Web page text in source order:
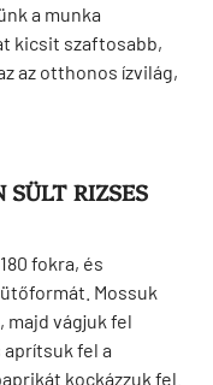
a munka
kicsit szaftosabb,
az otthonos ízvilág,
SÜLT RIZSES
fokra, és
Mossuk
majd vágjuk fel
aprítsuk fel a
kockázzuk fel.